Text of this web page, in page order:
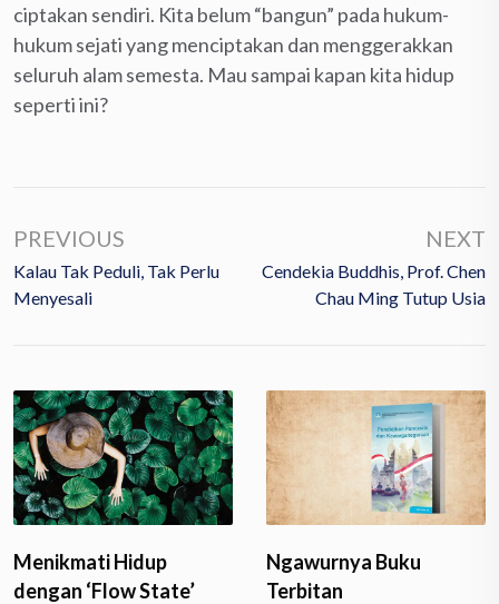
ciptakan sendiri. Kita belum “bangun” pada hukum-
hukum sejati yang menciptakan dan menggerakkan
seluruh alam semesta. Mau sampai kapan kita hidup
seperti ini?
PREVIOUS
Kalau Tak Peduli, Tak Perlu
Menyesali
NEXT
Cendekia Buddhis, Prof. Chen
Chau Ming Tutup Usia
Menikmati Hidup
dengan ‘Flow State’
Ngawurnya Buku
Terbitan